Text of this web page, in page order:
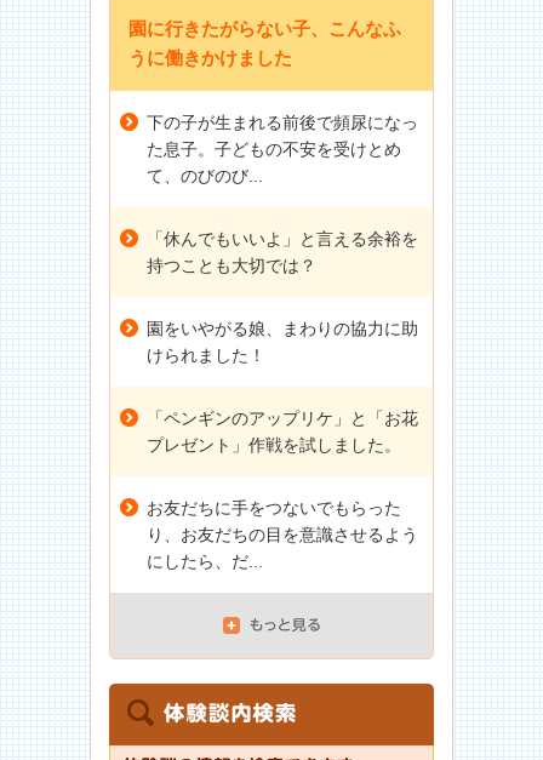
園に行きたがらない子、こんなふ
うに働きかけました
下の子が生まれる前後で頻尿になっ
た息子。子どもの不安を受けとめ
て、のびのび...
「休んでもいいよ」と言える余裕を
持つことも大切では？
園をいやがる娘、まわりの協力に助
けられました！
「ペンギンのアップリケ」と「お花
プレゼント」作戦を試しました。
お友だちに手をつないでもらった
り、お友だちの目を意識させるよう
にしたら、だ...